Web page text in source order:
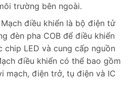
trường bên ngoài.
Mạch điều khiển là bộ điện tử
đèn pha COB để điều khiển
chip LED và cung cấp nguồn
điều khiển có thể bao gồm
mạch, điện trở, tụ điện và IC